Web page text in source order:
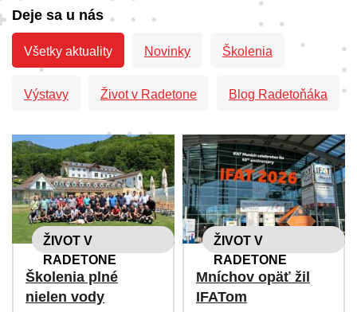
Deje sa u nás
Všetky aktuality Novinky Školenia
Výstavy Život v Radetone Blog Radetoňáka
ŽIVOT V
RADETONE
Školenia plné
nielen vody
ŽIVOT V
RADETONE
Mníchov opäť žil
IFATom